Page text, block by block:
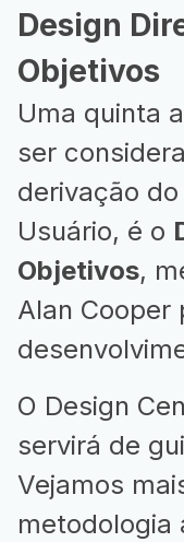
Design
Objetivos
Uma quinta
ser
derivação
Usuário, é o
Objetivos,
Alan Cooper
O Design
servirá de
Vejamos
metodologia